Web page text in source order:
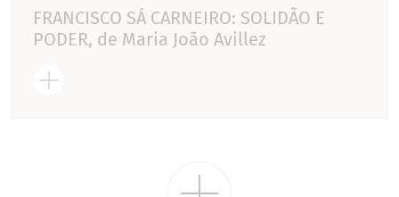
FRANCISCO SÁ CARNEIRO: SOLIDÃO E
PODER, de Maria João Avillez